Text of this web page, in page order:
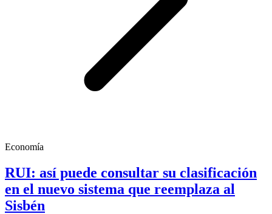
Economía
RUI: así puede consultar su clasificación
en el nuevo sistema que reemplaza al
Sisbén